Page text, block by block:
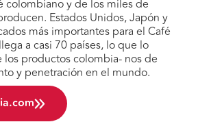
colombiano y de los miles de
Estados Unidos, Japón y
más importantes para el Café
a casi 70 países, lo que lo
productos colombia- nos de
y penetración en el mundo.